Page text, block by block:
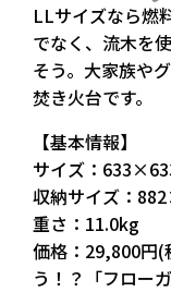
LLサイズなら燃
でなく、流木を
そう。大家族や
焚き火台です。
【基本情報】
サイズ：
収納サイズ：
重さ：11.0kg
価格：29,800円(
う！？「フローガ